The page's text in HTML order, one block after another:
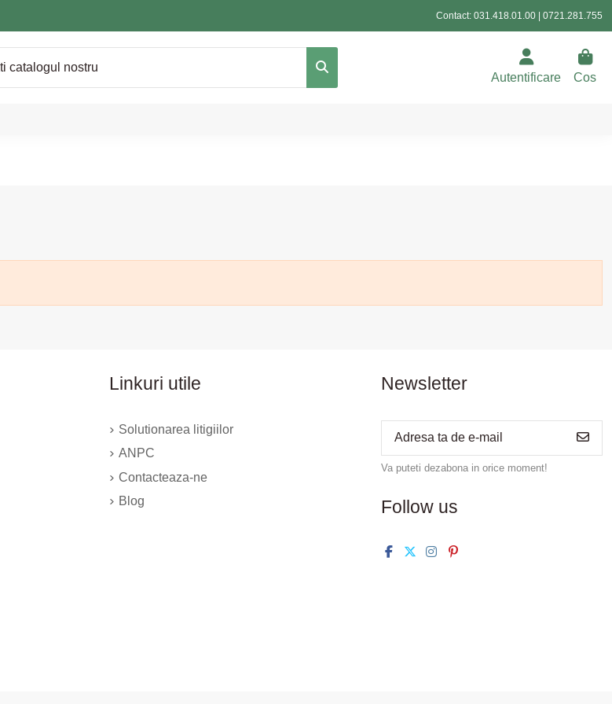
Contact: 031.418.01.00 0721.281.755
Autentificare Cos
Linkuri utile
Solutionarea litigiilor
ANPC
Contacteaza-ne
Blog
Newsletter
Va puteti dezabona in orice moment!
Follow us